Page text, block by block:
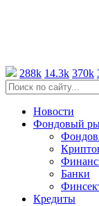
288k 14.3k 370k
Новости
Фондовый
Банки
Кредиты